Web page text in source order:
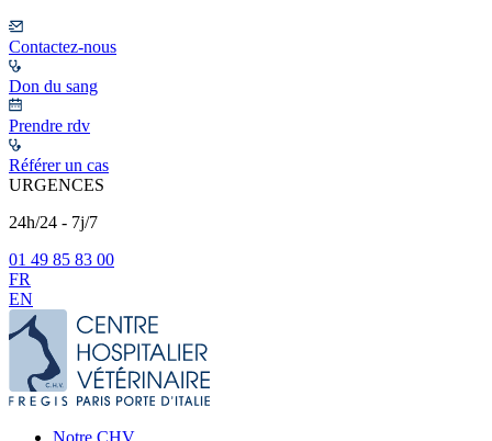
Contactez-nous
Don du sang
Prendre rdv
Référer un cas
URGENCES
24h/24 - 7j/7
01 49 85 83 00
FR
EN
Notre CHV